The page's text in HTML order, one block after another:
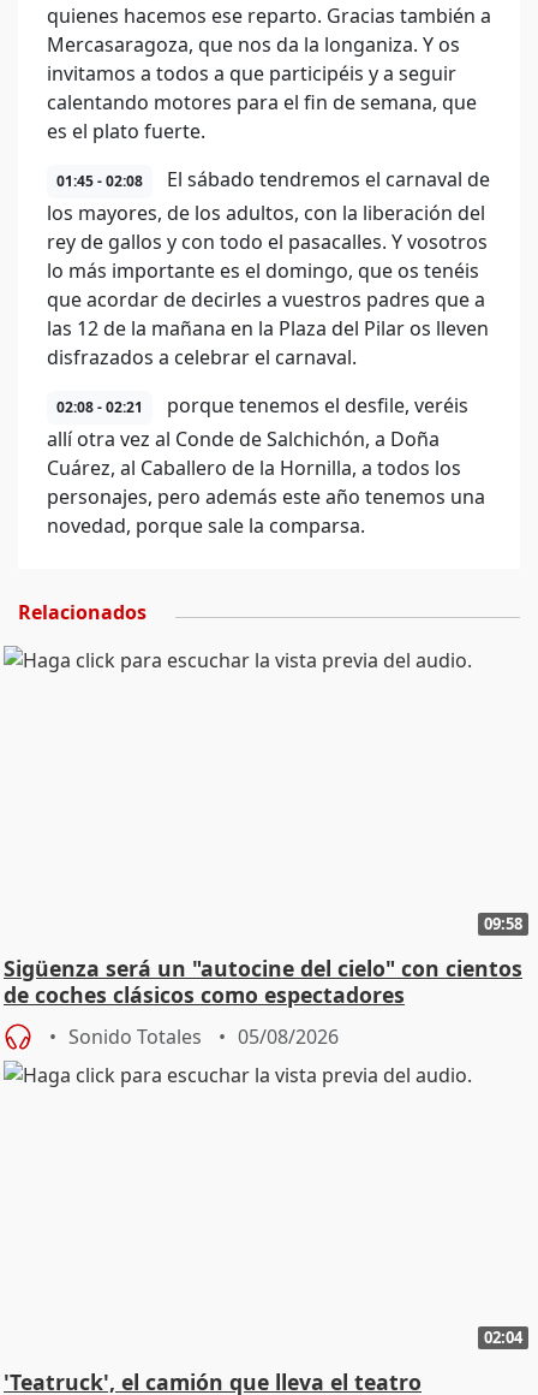
quienes hacemos ese reparto. Gracias también a
Mercasaragoza, que nos da la longaniza. Y os
invitamos a todos a que participéis y a seguir
calentando motores para el fin de semana, que
es el plato fuerte.
01:45 - 02:08
El sábado tendremos el carnaval de
los mayores, de los adultos, con la liberación del
rey de gallos y con todo el pasacalles. Y vosotros
lo más importante es el domingo, que os tenéis
que acordar de decirles a vuestros padres que a
las 12 de la mañana en la Plaza del Pilar os lleven
disfrazados a celebrar el carnaval.
02:08 - 02:21
porque tenemos el desfile, veréis
allí otra vez al Conde de Salchichón, a Doña
Cuárez, al Caballero de la Hornilla, a todos los
personajes, pero además este año tenemos una
novedad, porque sale la comparsa.
Relacionados
09:58
Sigüenza será un "autocine del cielo" con cientos
de coches clásicos como espectadores
Sonido Totales 05/08/2026
02:04
'Teatruck', el camión que lleva el teatro